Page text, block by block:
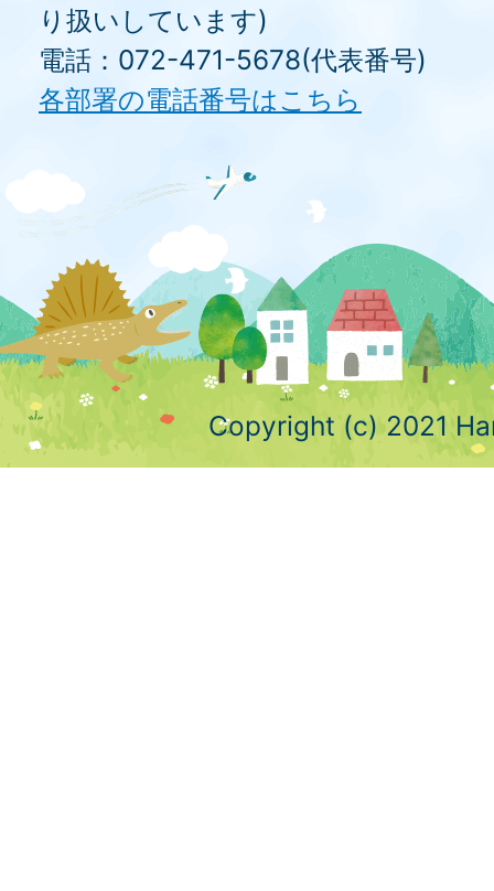
り扱いしています)
電話：072-471-5678(代表番号)
各部署の電話番号はこちら
Copyright (c) 2021